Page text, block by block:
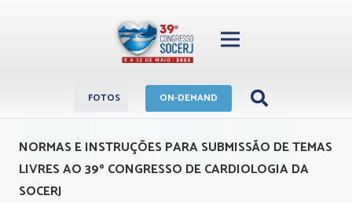
FOTOS ON-DEMAND
NORMAS E INSTRUÇÕES PARA SUBMISSÃO DE TEMAS
LIVRES AO 39º CONGRESSO DE CARDIOLOGIA DA
SOCERJ